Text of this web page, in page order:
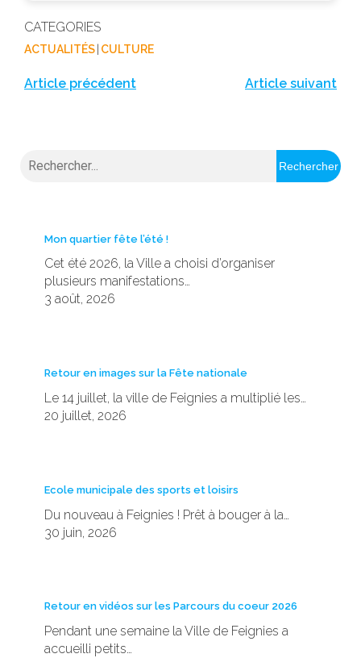
CATEGORIES
ACTUALITÉS CULTURE
Article précédent Article suivant
Rechercher
Mon quartier fête l’été !
Cet été 2026, la Ville a choisi d’organiser
plusieurs manifestations…
3 août, 2026
Retour en images sur la Fête nationale
Le 14 juillet, la ville de Feignies a multiplié les…
20 juillet, 2026
Ecole municipale des sports et loisirs
Du nouveau à Feignies ! Prêt à bouger à la…
30 juin, 2026
Retour en vidéos sur les Parcours du coeur 2026
Pendant une semaine la Ville de Feignies a
accueilli petits…